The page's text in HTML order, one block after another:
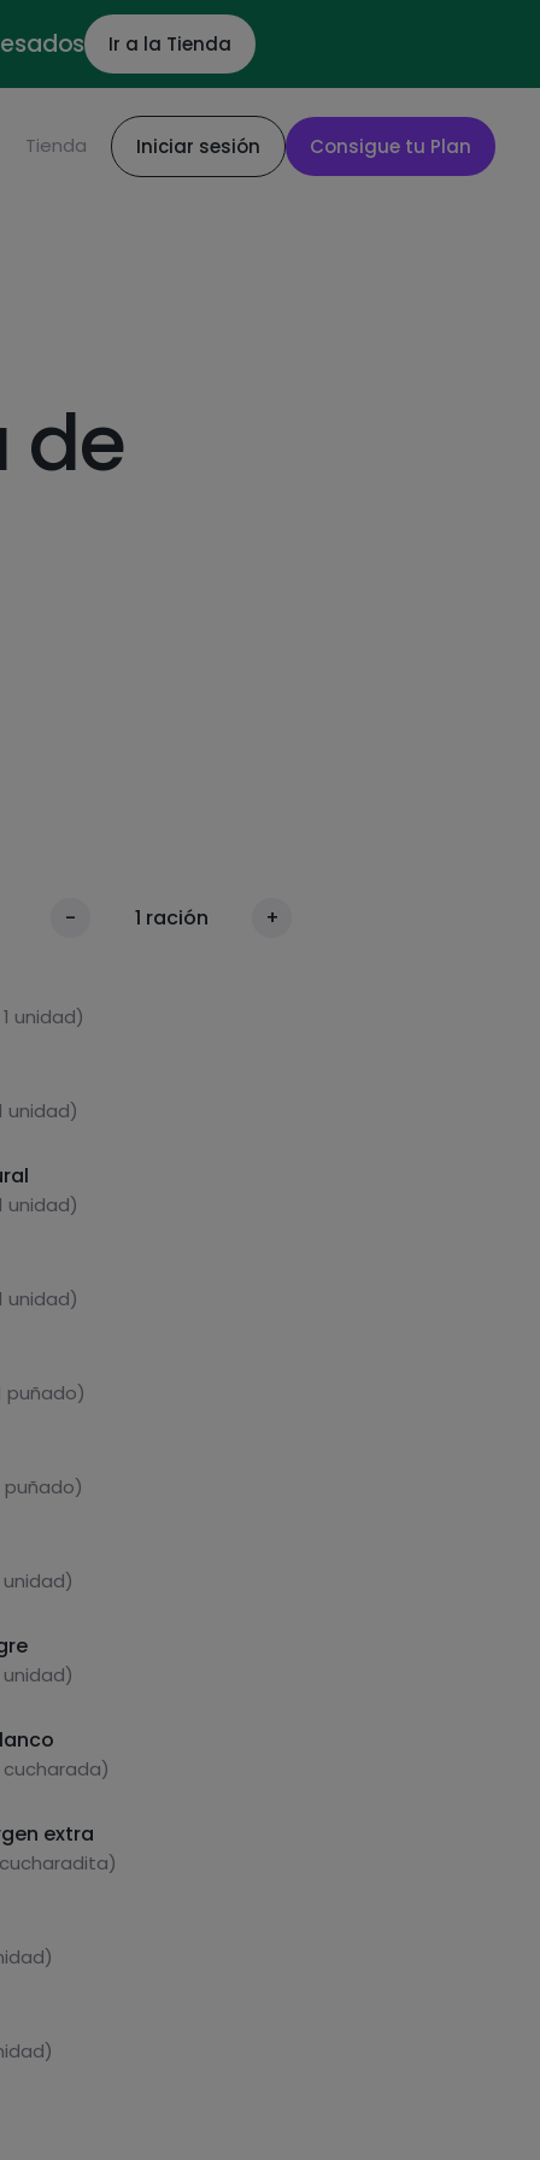
Ir a la Tienda
Tienda Iniciar sesión Consigue tu Plan
de
- 1 ración +
unidad)
unidad)
unidad)
unidad)
puñado)
puñado)
unidad)
unidad)
cucharada)
extra